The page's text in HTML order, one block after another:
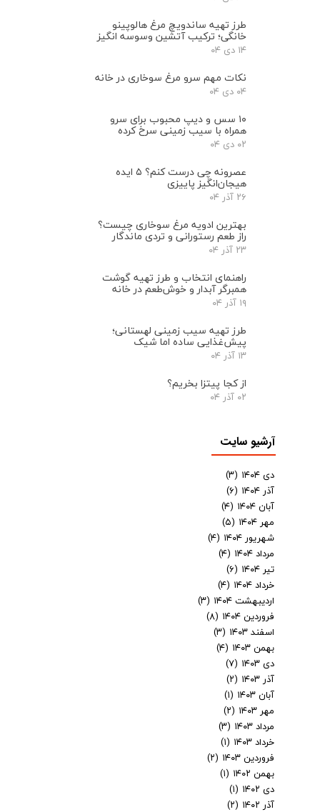
طرز تهیه ساندویچ مرغ هالوپینو
خانگی؛ ترکیب آتشین وسوسه انگیز
۱۴ دی ۰۴
نکات مهم سرو مرغ سوخاری در خانه
۰۴ دی ۰۴
۱۰ سس و دیپ محبوب برای سرو
همراه با سیب‌ زمینی سرخ ‌کرده
۰۲ دی ۰۴
عصرونه چی درست کنم؟ ۵ ایده
هیجان‌انگیز پاییزی
۲۶ آذر ۰۴
بهترین ادویه مرغ سوخاری چیست؟
راز طعم رستورانی و تردی ماندگار
۲۳ آذر ۰۴
راهنمای انتخاب و طرز تهیه گوشت
همبرگر آبدار و خوش‌طعم در خانه
۱۹ آذر ۰۴
طرز تهیه سیب زمینی لهستانی؛
پیش‌غذایی ساده اما شیک
۱۳ آذر ۰۴
از کجا پیتزا بخریم؟
۰۲ آذر ۰۴
آرشیو سایت
دی ۱۴۰۴
(۳)
آذر ۱۴۰۴
(۶)
آبان ۱۴۰۴
(۴)
مهر ۱۴۰۴
(۵)
شهریور ۱۴۰۴
(۴)
مرداد ۱۴۰۴
(۴)
تیر ۱۴۰۴
(۶)
خرداد ۱۴۰۴
(۴)
اردیبهشت ۱۴۰۴
(۳)
فروردین ۱۴۰۴
(۸)
اسفند ۱۴۰۳
(۳)
بهمن ۱۴۰۳
(۴)
دی ۱۴۰۳
(۷)
آذر ۱۴۰۳
(۲)
آبان ۱۴۰۳
(۱)
مهر ۱۴۰۳
(۲)
مرداد ۱۴۰۳
(۳)
خرداد ۱۴۰۳
(۱)
فروردین ۱۴۰۳
(۲)
بهمن ۱۴۰۲
(۱)
دی ۱۴۰۲
(۱)
آذر ۱۴۰۲
(۲)